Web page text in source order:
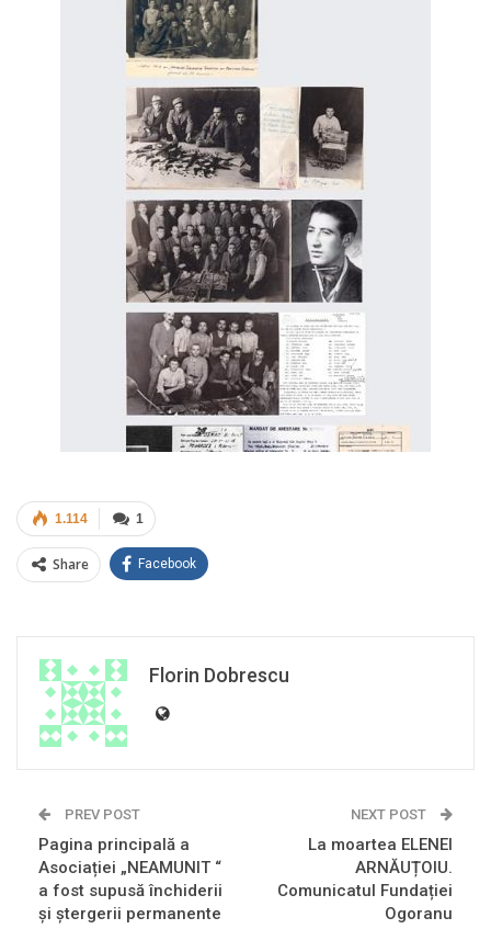
1
1.114
Share Facebook
Florin Dobrescu
PREV POST
Pagina principală a
Asociației „NEAMUNIT “
a fost supusă închiderii
și ștergerii permanente
NEXT POST
La moartea ELENEI
ARNĂUȚOIU.
Comunicatul Fundației
Ogoranu